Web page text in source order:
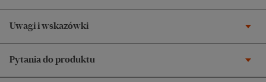
Uwagi i wskazówki
Pytania do produktu